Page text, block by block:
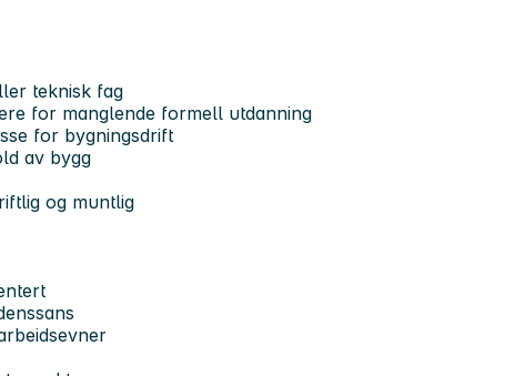
teknisk fag
for manglende formell utdanning
for bygningsdrift
av bygg
og muntlig